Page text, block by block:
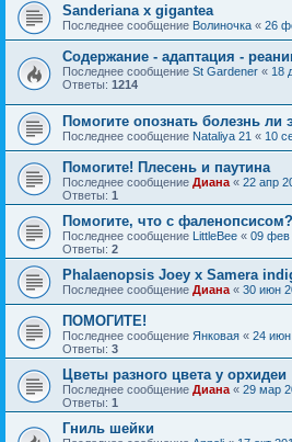
Sanderiana x gigantea
Последнее сообщение Волиночка « 26
Содержание - адаптация -
Последнее сообщение St Gardener « 18
Ответы: 1214
Помогите опознать болезнь ли
Последнее сообщение Nataliya 21 « 10
Помогите! Плесень и паутина
Последнее сообщение Диана « 22 апр
Ответы: 1
Помогите, что с фаленопсисом?
Последнее сообщение LittleBee « 09 фев
Ответы: 2
Phalaenopsis Joey x Samera
Последнее сообщение Диана « 30 июн
ПОМОГИТЕ!
Последнее сообщение Янковая « 24 июн
Ответы: 3
Цветы разного цвета у орхидеи
Последнее сообщение Диана « 29 мар
Ответы: 1
Гниль шейки